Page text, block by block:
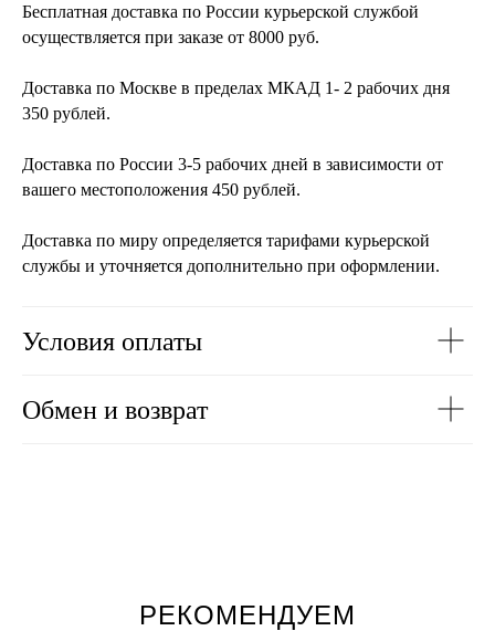
Бесплатная доставка по России курьерской службой
осуществляется при заказе от 8000 руб.
Доставка по Москве в пределах МКАД 1- 2 рабочих дня
350 рублей.
Доставка по России 3-5 рабочих дней в зависимости от
вашего местоположения 450 рублей.
Доставка по миру определяется тарифами курьерской
службы и уточняется дополнительно при оформлении.
Условия оплаты
Обмен и возврат
РЕКОМЕНДУЕМ